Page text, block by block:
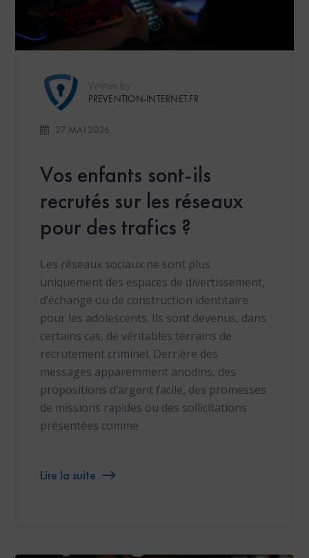
PREVENTION-INTERNET.FR
27 MAI 2026
Vos enfants sont-ils
recrutés sur les réseaux
pour des trafics ?
Les réseaux sociaux ne sont plus
uniquement des espaces de divertissement,
d’échange ou de construction identitaire
pour les adolescents. Ils sont devenus, dans
certains cas, de véritables terrains de
recrutement criminel. Derrière des
messages apparemment anodins, des
propositions d’argent facile, des promesses
de missions rapides ou des sollicitations
présentées comme
Lire la suite